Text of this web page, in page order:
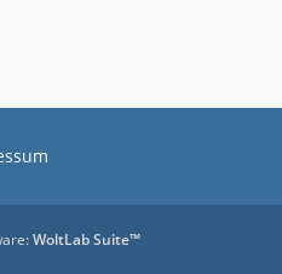
WoltLab Suite™